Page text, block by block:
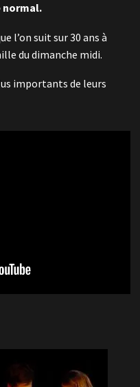
normal.
l’on suit sur 30 ans à
du dimanche midi.
importants de leurs